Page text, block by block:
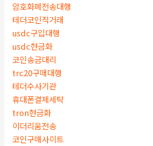
암호화폐전송대행
테더코인직거래
usdc구입대행
usdc현금화
코인송금대리
trc20구매대행
테더수사기관
휴대폰결제세탁
tron현금화
이더리움전송
코인구매사이트